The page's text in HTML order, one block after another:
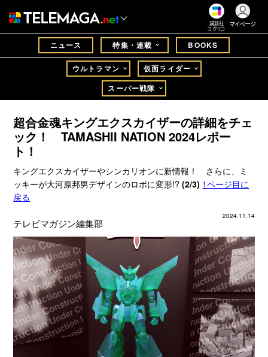
講談社
コクリコ
マイページ
ニュース 特集・連載 BOOKS
ウルトラマン
仮面ライダー
スーパー戦隊
超合金魂キングエクスカイザーの詳細をチェ
ック！ TAMASHII NATION 2024レポー
ト！
キングエクスカイザーやシンカリオンに新情報！ さらに、ミ
ッキーが大河原邦男デザインのロボに変形!?(2/3) 1ページ目に
戻る
2024.11.14
テレビマガジン編集部